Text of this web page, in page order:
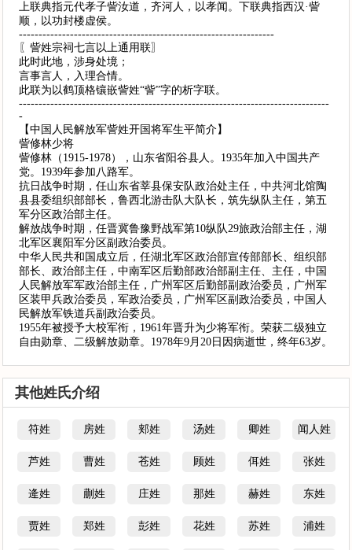
上联典指元代孝子訾汝道，齐河人，以孝闻。下联典指西汉·訾
顺，以功封楼虚侯。
-----------------------------------------------------------------
〖訾姓宗祠七言以上通用联〗
此时此地，涉身处境；
言事言人，入理合情。
此联为以鹤顶格镶嵌訾姓“訾”字的析字联。
-------------------------------------------------------------------------------
-
【中国人民解放军訾姓开国将军生平简介】
訾修林少将
訾修林（1915-1978），山东省阳谷县人。1935年加入中国共产
党。1939年参加八路军。
抗日战争时期，任山东省莘县保安队政治处主任，中共河北馆陶
县县委组织部部长，鲁西北游击队大队长，筑先纵队主任，第五
军分区政治部主任。
解放战争时期，任晋冀鲁豫野战军第10纵队29旅政治部主任，湖
北军区襄阳军分区副政治委员。
中华人民共和国成立后，任湖北军区政治部宣传部部长、组织部
部长、政治部主任，中南军区后勤部政治部副主任、主任，中国
人民解放军军政治部主任，广州军区后勤部副政治委员，广州军
区装甲兵政治委员，军政治委员，广州军区副政治委员，中国人
民解放军铁道兵副政治委员。
1955年被授予大校军衔，1961年晋升为少将军衔。荣获二级独立
自由勋章、二级解放勋章。1978年9月20日因病逝世，终年63岁。
其他姓氏介绍
符姓 房姓 郏姓 汤姓 卿姓 闻人姓
芦姓 曹姓 苍姓 顾姓 佴姓 张姓
逄姓 蒯姓 庄姓 那姓 赫姓 东姓
贾姓 郑姓 彭姓 花姓 苏姓 浦姓